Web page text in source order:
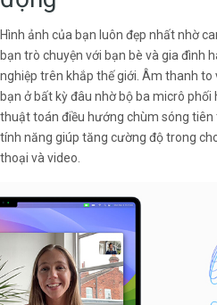
Hình ảnh của bạn luôn đẹp nhất nhờ
bạn trò chuyện với bạn bè và gia đình
nghiệp trên khắp thế giới. Âm thanh
bạn ở bất kỳ đâu nhờ bộ ba micrô
thuật toán điều hướng chùm sóng tiên
tính năng giúp tăng cường độ trong
thoại và video.